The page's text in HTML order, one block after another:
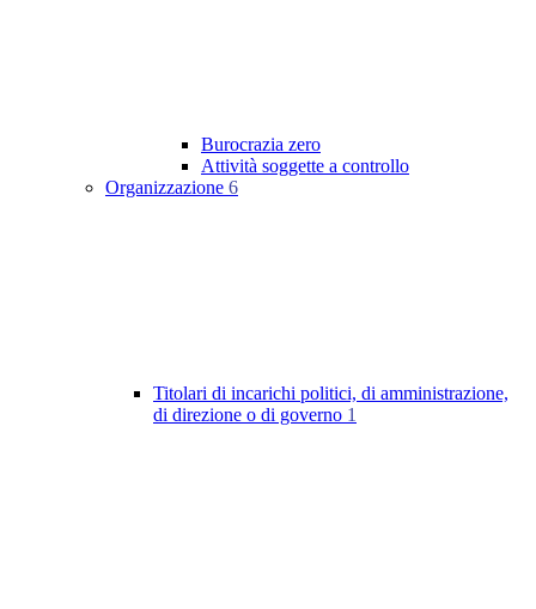
Burocrazia zero
Attività soggette a controllo
Organizzazione 6
Titolari di incarichi politici, di amministrazione,
di direzione o di governo 1